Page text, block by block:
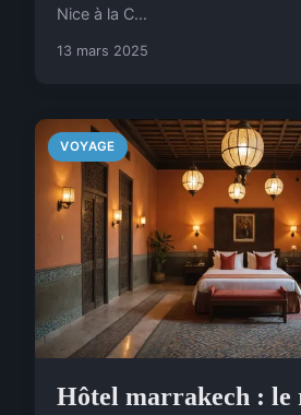
Nice à la C...
13 mars 2025
VOYAGE
Hôtel marrakech : le